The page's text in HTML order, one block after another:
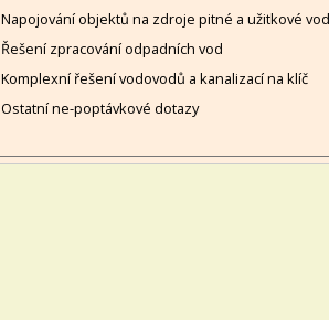
Napojování objektů na zdroje pitné a užitkové
Řešení zpracování odpadních vod
Komplexní řešení vodovodů a kanalizací na klíč
Ostatní ne-poptávkové dotazy